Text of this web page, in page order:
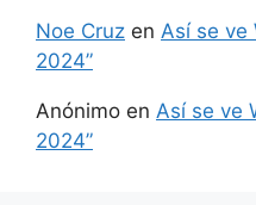
Noe Cruz en Así se ve
2024”
Anónimo en Así se ve
2024”